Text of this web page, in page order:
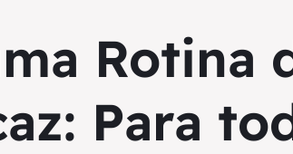
Rotina
Para